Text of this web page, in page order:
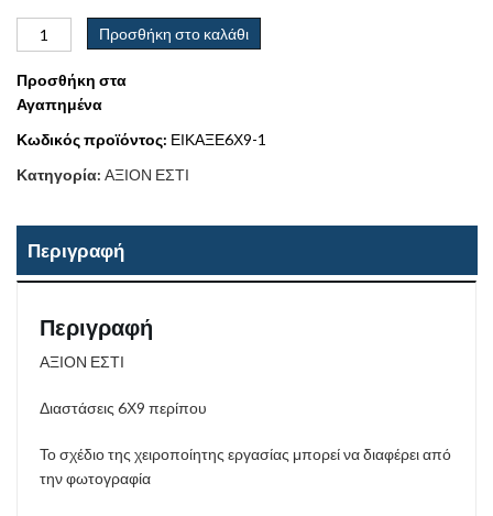
Προσθήκη στο καλάθι
Προσθήκη στα
Αγαπημένα
Κωδικός προϊόντος: ΕΙΚΑΞΕ6Χ9-1
Κατηγορία: ΑΞΙΟΝ ΕΣΤΙ
Περιγραφή
Περιγραφή
ΑΞΙΟΝ ΕΣΤΙ
Διαστάσεις 6Χ9 περίπου
Το σχέδιο της χειροποίητης εργασίας μπορεί να διαφέρει από
την φωτογραφία